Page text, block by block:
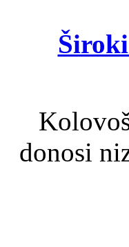
donosi